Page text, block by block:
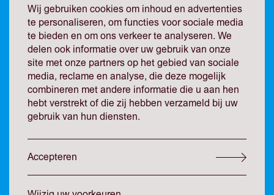
gevallen waarin een verkoop van een onderneming is
voorbereid door middel van een pre-pack, van rechtswege
alle werknemers van de gefailleerde onderneming in
dienst treden van de koper van die onderneming. In een
faillissement geldt die regel normaal gesproken niet. Op 17
april 2020 heeft de Hoge Raad echter een uitspraak
gedaan waarmee de deur naar de pre-pack weer een klein
beetje open wordt gezet. Geldt de hiervoor genoemde
regel uit het Smallsteps-arrest wel echt voor alle pre-pack
De pre-pack procedure
Wij gebruiken cookies om inhoud en advertenties
te personaliseren, om functies voor sociale media
te bieden en om ons verkeer te analyseren. We
delen ook informatie over uw gebruik van onze
site met onze partners op het gebied van sociale
media, reclame en analyse, die deze mogelijk
combineren met andere informatie die u aan hen
hebt verstrekt of die zij hebben verzameld bij uw
gebruik van hun diensten.
Accepteren